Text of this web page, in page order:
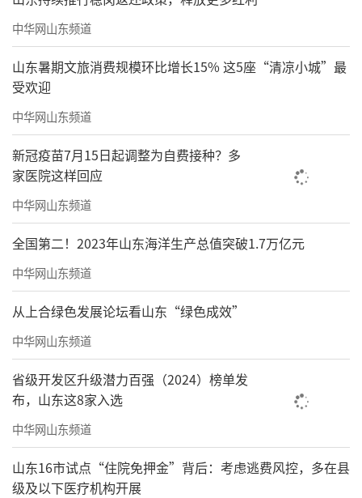
中华网山东频道
山东暑期文旅消费规模环比增长15% 这5座“清凉小城”最
受欢迎
中华网山东频道
新冠疫苗7月15日起调整为自费接种？多
家医院这样回应
中华网山东频道
全国第二！2023年山东海洋生产总值突破1.7万亿元
中华网山东频道
从上合绿色发展论坛看山东“绿色成效”
中华网山东频道
省级开发区升级潜力百强（2024）榜单发
布，山东这8家入选
中华网山东频道
山东16市试点“住院免押金”背后：考虑逃费风控，多在县
级及以下医疗机构开展